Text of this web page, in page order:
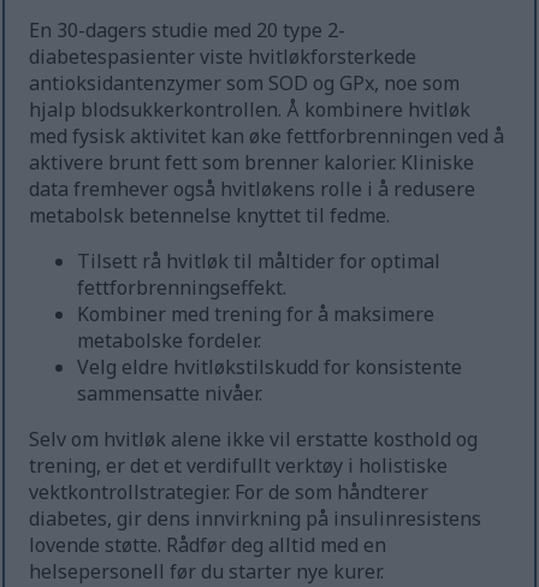
En 30-dagers studie med 20 type 2-
diabetespasienter viste hvitløkforsterkede
antioksidantenzymer som SOD og GPx, noe som
hjalp blodsukkerkontrollen. Å kombinere hvitløk
med fysisk aktivitet kan øke fettforbrenningen ved å
aktivere brunt fett som brenner kalorier. Kliniske
data fremhever også hvitløkens rolle i å redusere
metabolsk betennelse knyttet til fedme.
Tilsett rå hvitløk til måltider for optimal
fettforbrenningseffekt.
Kombiner med trening for å maksimere
metabolske fordeler.
Velg eldre hvitløkstilskudd for konsistente
sammensatte nivåer.
Selv om hvitløk alene ikke vil erstatte kosthold og
trening, er det et verdifullt verktøy i holistiske
vektkontrollstrategier. For de som håndterer
diabetes, gir dens innvirkning på insulinresistens
lovende støtte. Rådfør deg alltid med en
helsepersonell før du starter nye kurer.